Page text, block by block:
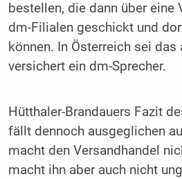
bestellen, die dann über eine
dm-Filialen geschickt und
können. In Österreich sei das
versichert ein dm-Sprecher.
Hütthaler-Brandauers Fazit
fällt dennoch ausgeglichen
macht den Versandhandel
macht ihn aber auch nicht